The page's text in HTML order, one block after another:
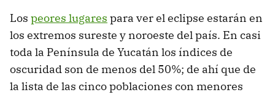
Los peores lugares para ver el eclipse estarán en
los extremos sureste y noroeste del país. En casi
toda la Península de Yucatán los índices de
oscuridad son de menos del 50%; de ahí que de
la lista de las cinco poblaciones con menores